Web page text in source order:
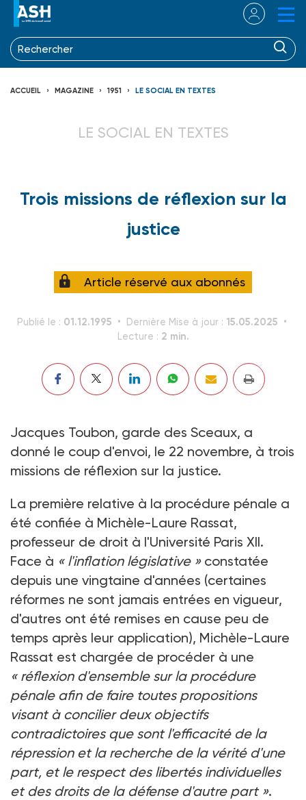
ACCUEIL MAGAZINE 1951 LE SOCIAL EN TEXTES
LE SOCIAL EN TEXTES
Trois missions de réflexion sur la
justice
Article réservé aux abonnés
Publié le : 01.12.1995 Dernière Mise à jour : 15.05.2025
Lecture : 2 min.
Jacques Toubon, garde des Sceaux, a
donné le coup d'envoi, le 22 novembre, à trois
missions de réflexion sur la justice.
La première relative à la procédure pénale a
été confiée à Michèle-Laure Rassat,
professeur de droit à l'Université Paris XII.
Face à « l'inflation législative » constatée
depuis une vingtaine d'années (certaines
réformes ne sont jamais entrées en vigueur,
d'autres ont été remises en cause peu de
temps après leur application), Michèle-Laure
Rassat est chargée de procéder à une
« réflexion d'ensemble sur la procédure
pénale afin de faire toutes propositions
visant à concilier deux objectifs
contradictoires que sont l'efficacité de la
répression et la recherche de la vérité d'une
part, et le respect des libertés individuelles
et des droits de la défense d'autre part ».